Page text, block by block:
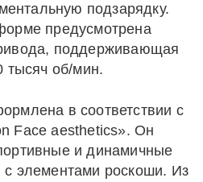
подзарядку.
предусмотрена
поддерживающая
тысяч об/мин.
в соответствии с
Face aesthetics». Он
и динамичные
элементами роскоши. Из